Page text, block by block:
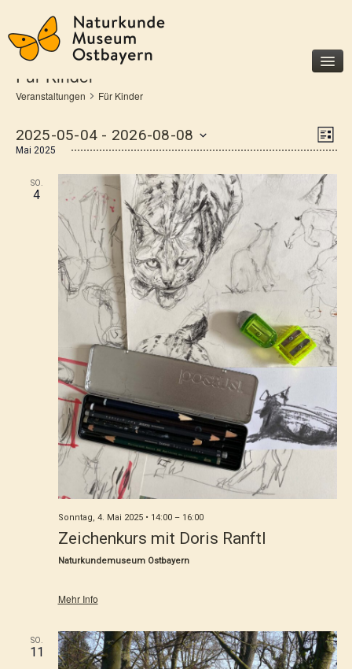
Besucherinfo
Förderer und Partner
Unterstützen Sie uns
Ausstellungen
Dauerausstellungen
Sonderausstellungen
Veranstaltungen
Vorträge, Musik & Literatur
Für Kinder
Veranstaltungen Für Kinder
Liste
2025-05-04 - 2026-08-08
Datum
Mai 2025
SO.
4
Sonntag, 4. Mai 2025 • 14:00– 16:00
Zeichenkurs mit Doris Ranftl
Naturkundemuseum Ostbayern
Mehr Info
SO.
11